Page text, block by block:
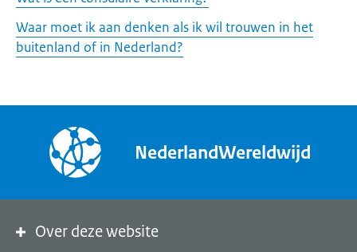
Waar moet ik aan denken als ik wil trouwen in het
buitenland of in Nederland?
NederlandWereldwijd
Over deze website